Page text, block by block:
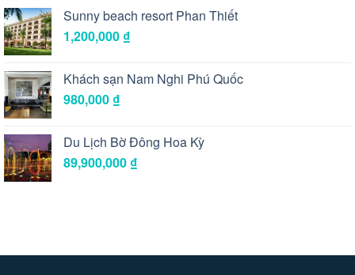
Sunny beach resort Phan Thiết
1,200,000 ₫
Khách sạn Nam Nghi Phú Quốc
980,000 ₫
Du Lịch Bờ Đông Hoa Kỳ
89,900,000 ₫